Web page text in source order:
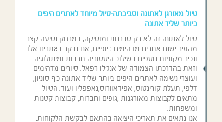
טיול מאורגן לאתונה וסביבתה-טיול מיוחד לאתרים היפים
ביותר שליד אתונה
טיול לאתונה זה לא רק טברנות ומוסיקה, במרחק נסיעה קצר
מהעיר ישנם אתרים מדהימים ביופיים, אנו נבקר באתרים אלו
ונכיר מקומות נוספים בשילוב היסטוריה תרבות ומיתולוגיה
וזאת בהדרכתו הצמודה של אנג'לו רפאל. סיורים מדהימים
ועוצרי נשימה לאתרים היפים ביותר שליד אתונה כיף סוניון,
דלפי, תעלת קורינטוס, אפידאוורוס,נאפפליו ועוד. הטיול
מתאים לקבוצות מאורגנות ,גופים וחברות, קבוצות קטנות
ומשפחות.
אנו נתאים את תאריכי היציאה בהתאם לבקשת הלקוחות.